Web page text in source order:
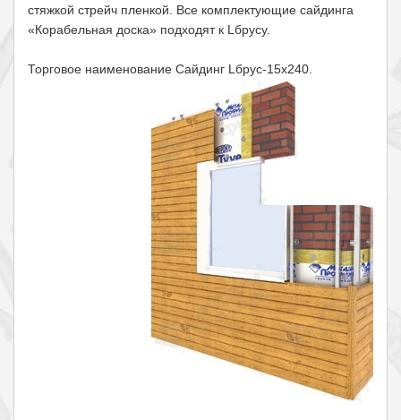
стяжкой стрейч пленкой. Все комплектующие сайдинга
«Корабельная доска» подходят к Lбрусу.
Торговое наименование Сайдинг Lбрус-15х240.